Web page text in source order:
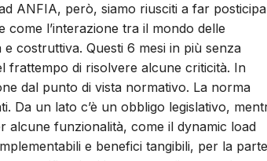
ANFIA, però, siamo riusciti a far
come l’interazione tra il mondo delle
costruttiva. Questi 6 mesi in più senza
frattempo di risolvere alcune criticità. In
dal punto di vista normativo. La norma
Da un lato c’è un obbligo legislativo,
alcune funzionalità, come il dynamic load
e benefici tangibili, per la parte